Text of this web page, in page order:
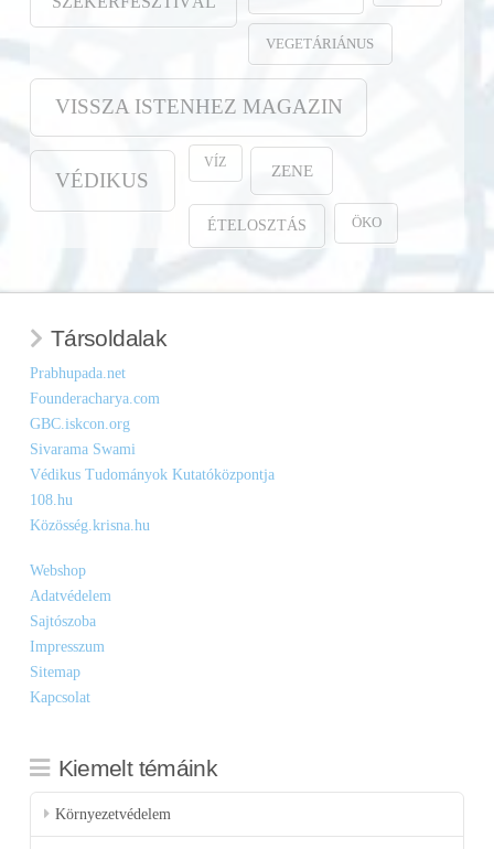
VEGETÁRIÁNUS
VISSZA ISTENHEZ MAGAZIN
VÉDIKUS
VÍZ ZENE
ÉTELOSZTÁS ÖKO
Társoldalak
Prabhupada.net
Founderacharya.com
GBC.iskcon.org
Sivarama Swami
Védikus Tudományok Kutatóközpontja
108.hu
Közösség.krisna.hu
Webshop
Adatvédelem
Sajtószoba
Impresszum
Sitemap
Kapcsolat
Kiemelt témáink
Környezetvédelem